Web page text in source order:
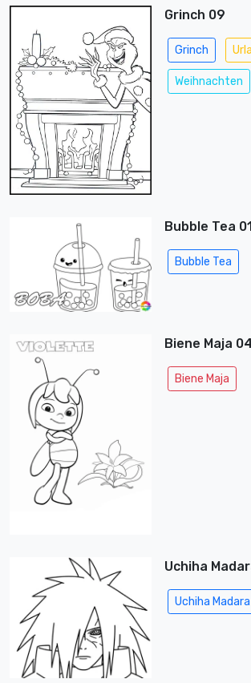
Grinch 09
Grinch
Weihnachten
Bubble Tea
Bubble Tea
Biene Maja 04
Biene Maja
Uchiha
Uchiha Madara